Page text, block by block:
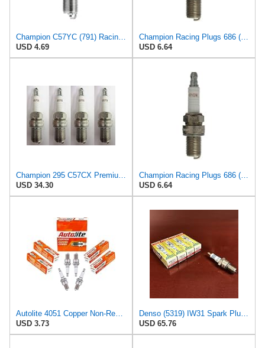
Champion C57YC (791) Racing Plug
USD 4.69
Champion Racing Plugs 686 (C57) Pack of 1 (UPC 037551005666)
USD 6.64
Champion 295 C57CX Premium Racing Spark Plug Pack of 4
USD 34.30
Champion Racing Plugs 686 (C57) Pack of 1 (UPC 037551005666)
USD 6.64
Autolite 4051 Copper Non-Resistor Automotive Replacement Spark Plug (1 Pack)
USD 3.73
Denso (5319) IW31 Spark Plugs, Pack of 4
USD 65.76